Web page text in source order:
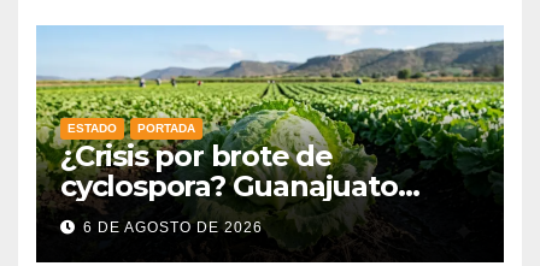
ESTADO PORTADA
¿Crisis por brote de
cyclospora? Guanajuato
mantiene intactas sus
exportaciones
6 DE AGOSTO DE 2026